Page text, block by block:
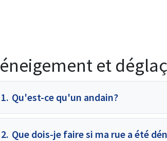
et
1. Qu'est-ce qu'un andain?
2. Que dois-je faire si ma rue a été